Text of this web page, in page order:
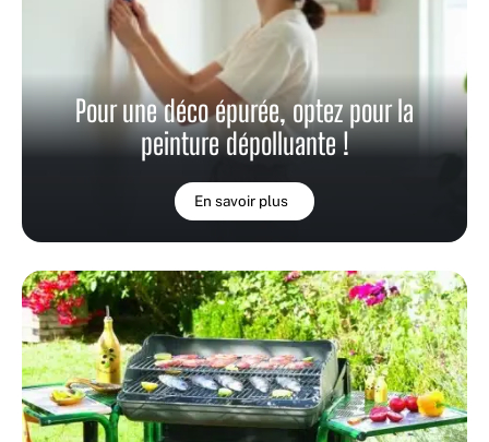
Pour une déco épurée, optez pour la
peinture dépolluante !
En savoir plus